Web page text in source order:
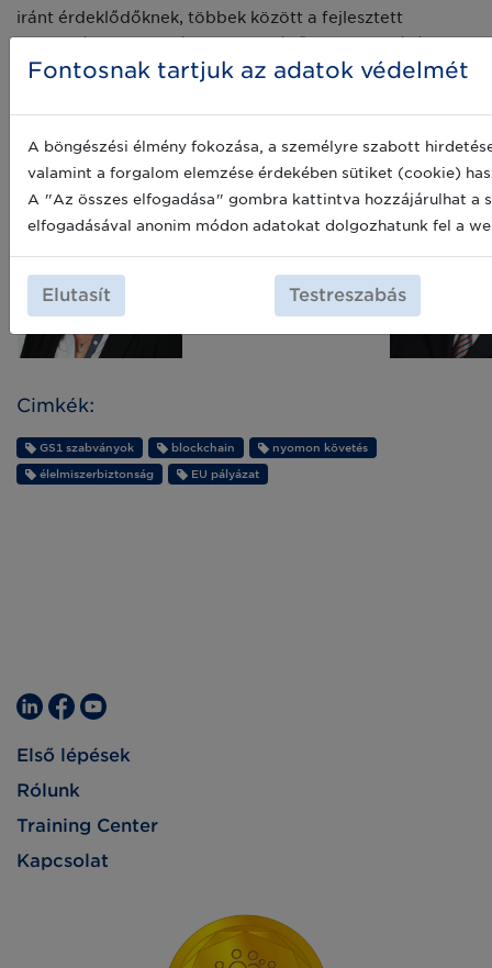
iránt érdeklődőknek, többek között a fejlesztett
illetve a tesztelési és pilot üzembe történő
Ha a projekt felkeltette érdeklődését, keresse
bizalommal kollégáinkat:
Kecskés Katalin
kecskes@gs1hu.org
Cimkék:
GS1 szabványok blockchain
nyomon követés
élelmiszerbiztonság
EU pályázat
Első lépések
Rólunk
Training Center
Kapcsolat
Fontosnak tartjuk az adatok védelmét
A böngészési élmény fokozása, a személyre szabott
valamint a forgalom elemzése érdekében sütiket (cookie)
A "Az összes elfogadása" gombra kattintva hozzájárulhat a
elfogadásával anonim módon adatokat dolgozhatunk fel a
Elutasít Testreszabás